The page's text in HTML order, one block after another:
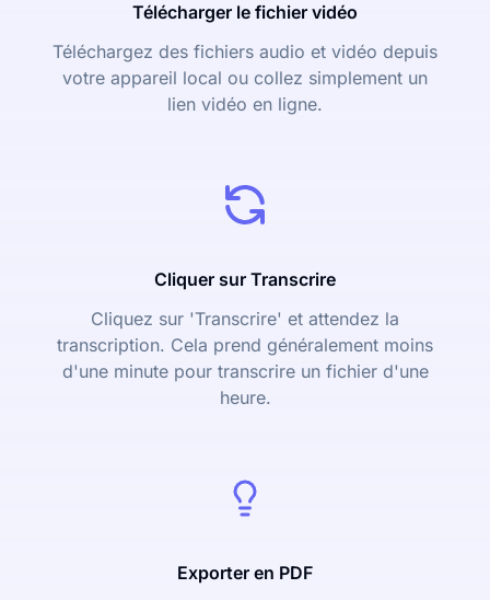
Télécharger le fichier vidéo
Téléchargez des fichiers audio et vidéo depuis
votre appareil local ou collez simplement un
lien vidéo en ligne.
Cliquer sur Transcrire
Cliquez sur 'Transcrire' et attendez la
transcription. Cela prend généralement moins
d'une minute pour transcrire un fichier d'une
heure.
Exporter en PDF